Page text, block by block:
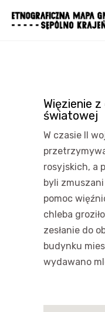
Więzienie
światowej
W czasie II
rosyjskich, a
byli
pomoc
chleba
zesłanie do
budynku
wydawano